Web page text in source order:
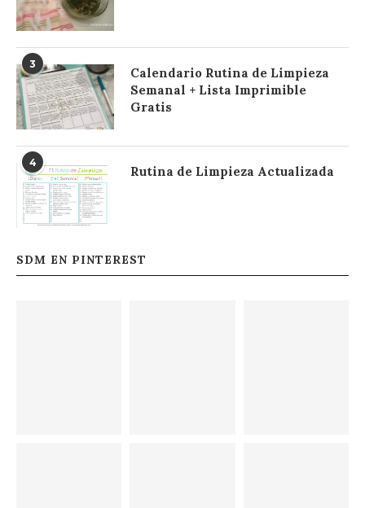
3
Calendario Rutina de Limpieza
Semanal + Lista Imprimible
Gratis
4
Rutina de Limpieza Actualizada
SDM EN PINTEREST